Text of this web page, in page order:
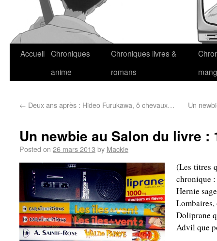
Accueil Chroniques
anime
Chroniques livres &
romans
← Deux ans après : Hideo Furukawa, ô chevaux… Un
Un newbie au Salon du livre :
Posted on 26 mars 2013 by Mackie
(Les titres
chronique
Hernie
Doliprane
Advil que